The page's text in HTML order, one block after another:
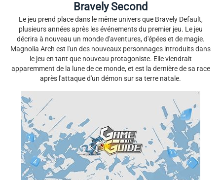
Bravely Second
Le jeu prend place dans le même univers que Bravely Default,
plusieurs années après les événements du premier jeu. Le jeu
décrira à nouveau un monde d'aventures, d'épées et de magie.
Magnolia Arch est l'un des nouveaux personnages introduits dans
le jeu en tant que nouveau protagoniste. Elle viendrait
apparemment de la lune de ce monde, et est la dernière de sa race
après l'attaque d'un démon sur sa terre natale.